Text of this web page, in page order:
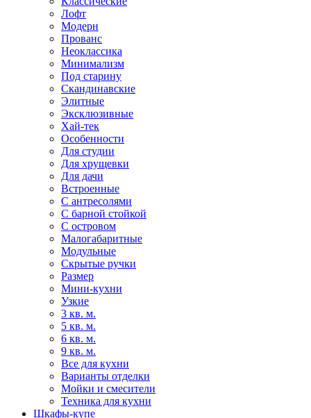
Лофт
Модерн
Прованс
Неоклассика
Минимализм
Под старину
Скандинавские
Элитные
Эксклюзивные
Хай-тек
Особенности
Для студии
Для хрущевки
Для дачи
Встроенные
С антресолями
С барной стойкой
С островом
Малогабаритные
Модульные
Скрытые ручки
Размер
Мини-кухни
Узкие
3 кв. м.
5 кв. м.
6 кв. м.
9 кв. м.
Все для кухни
Варианты отделки
Мойки и смесители
Техника для кухни
Шкафы-купе